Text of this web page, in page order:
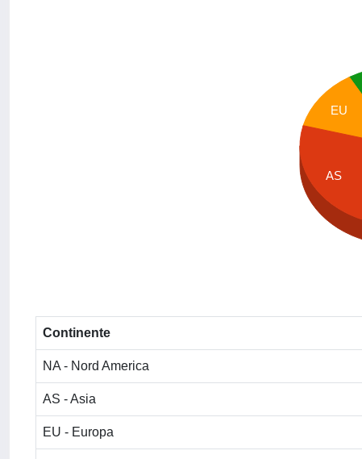
EU
AS
Continente
NA - Nord America
AS - Asia
EU - Europa